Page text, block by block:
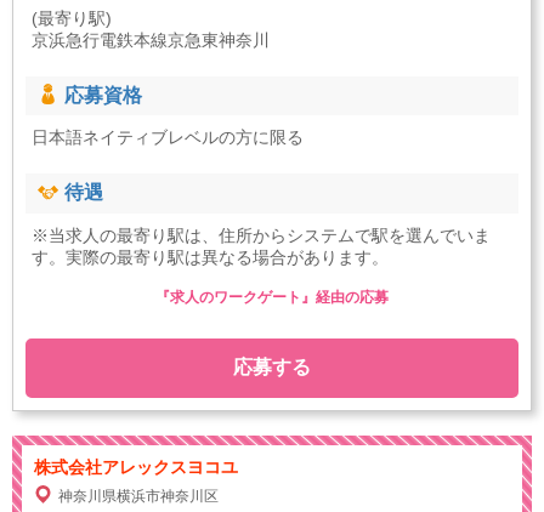
(最寄り駅)
京浜急行電鉄本線京急東神奈川
応募資格
日本語ネイティブレベルの方に限る
待遇
※当求人の最寄り駅は、住所からシステムで駅を選んでいま
す。実際の最寄り駅は異なる場合があります。
応募する
『求人のワークゲート』経由の応募
株式会社アレックスヨコユ
神奈川県横浜市神奈川区